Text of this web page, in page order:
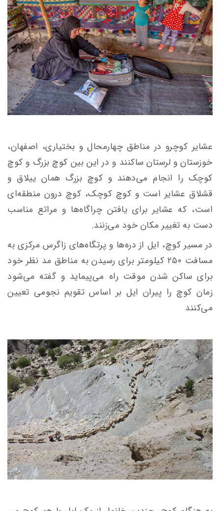
عشایر کوچرو در مناطق چهارمحال و بختیاری، اصفهان،
خوزستان و لرستان ساکنند و در این بین کوچ بزرگ و کوچ
کوچک را انجام می‌دهند و کوچ بزرگ همان ییلاق و
قشلاق عشایر است و کوچ کوچک، کوچ درون منطقه‌ای
است، که عشایر برای یافتن چراگاه‌ها و مراتع مناسب
دست به تغییر مکان خود می‌زنند.
در مسیر کوچ، ایل از دره‌ها و پرتگاه‌های زاگرس مرکزی به
مسافت ۲۵۰ کیلومتر برای رسیدن به مناطق مد نظر خود
برای ساکن شدن موقت راه می‌پیماید و گفته می‌شود
زمان کوچ را پیران ایل بر اساس تقویم نجومی تعیین
می‌کنند